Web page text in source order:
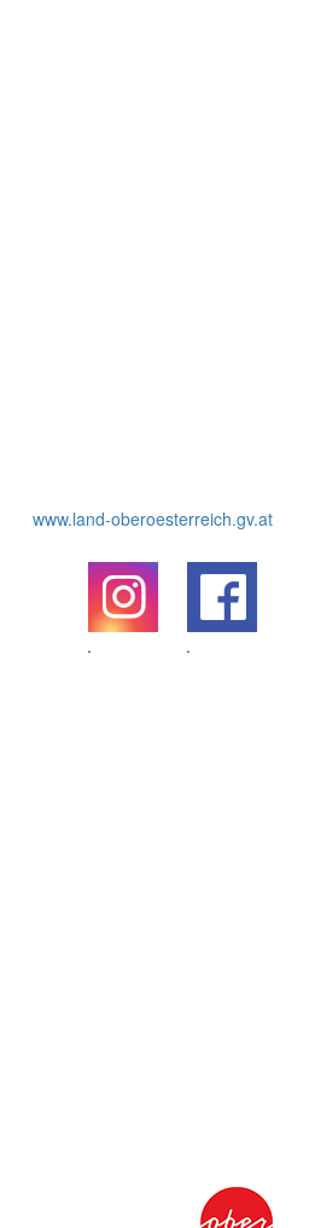
www.land-oberoesterreich.gv.at
.
.